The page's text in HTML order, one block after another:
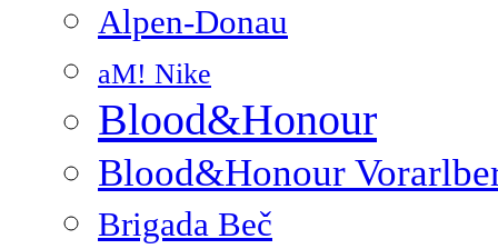
Alpen-Donau
aM! Nike
Blood&Honour
Blood&Honour
Brigada Beč